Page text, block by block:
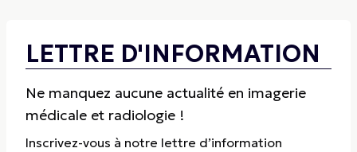
LETTRE D'INFORMATION
Ne manquez aucune actualité en imagerie
médicale et radiologie !
Inscrivez-vous à notre lettre d’information